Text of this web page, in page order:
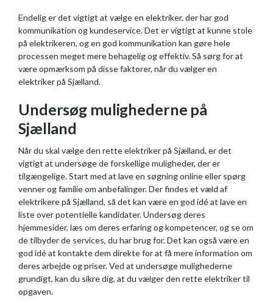
Endelig er det vigtigt at vælge en elektriker, der har god
kommunikation og kundeservice. Det er vigtigt at kunne stole
på elektrikeren, og en god kommunikation kan gøre hele
processen meget mere behagelig og effektiv. Så sørg for at
være opmærksom på disse faktorer, når du vælger en
elektriker på Sjælland.
Undersøg mulighederne på
Sjælland
Når du skal vælge den rette elektriker på Sjælland, er det
vigtigt at undersøge de forskellige muligheder, der er
tilgængelige. Start med at lave en søgning online eller spørg
venner og familie om anbefalinger. Der findes et væld af
elektrikere på Sjælland, så det kan være en god idé at lave en
liste over potentielle kandidater. Undersøg deres
hjemmesider, læs om deres erfaring og kompetencer, og se om
de tilbyder de services, du har brug for. Det kan også være en
god idé at kontakte dem direkte for at få mere information om
deres arbejde og priser. Ved at undersøge mulighederne
grundigt, kan du sikre dig, at du vælger den rette elektriker til
opgaven.